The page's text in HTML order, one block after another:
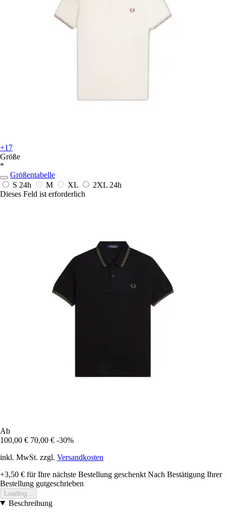
+17
Größe
*
Größentabelle
S 24h M XL 2XL 24h
Dieses Feld ist erforderlich
Ab
100,00 € 70,00 € -30%
inkl. MwSt. zzgl. Versandkosten
+3,50 € für Ihre nächste Bestellung geschenkt Nach Bestätigung Ihrer
Bestellung gutgeschrieben
Loading...
Beschreibung